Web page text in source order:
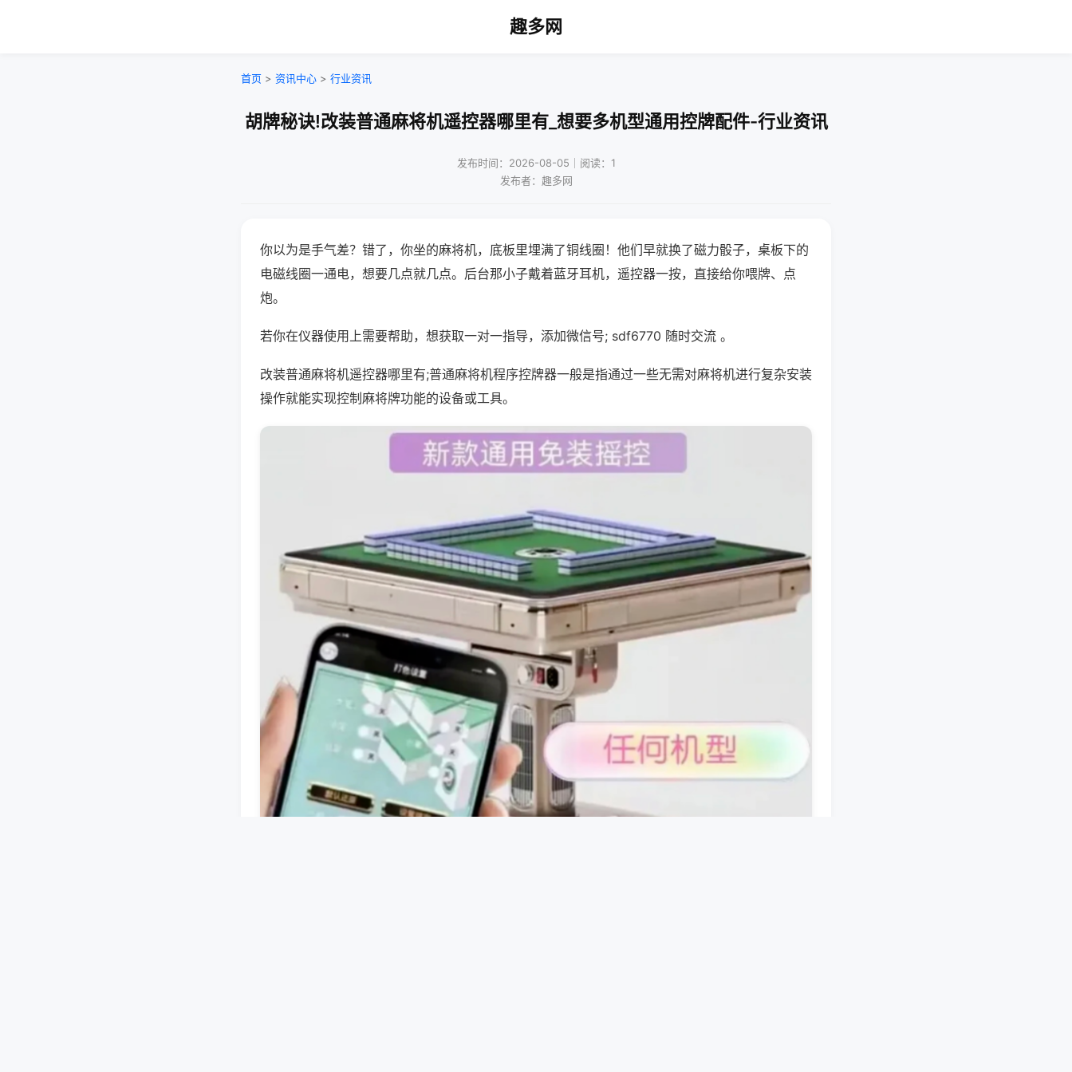
趣多网
首页 > 资讯中心 > 行业资讯
胡牌秘诀!改装普通麻将机遥控器哪里有_想要多机型通用控牌配件-行业资讯
发布时间：2026-08-05｜阅读：1
发布者：趣多网
你以为是手气差？错了，你坐的麻将机，底板里埋满了铜线圈！他们早就换了磁力骰子，桌板下的
电磁线圈一通电，想要几点就几点。后台那小子戴着蓝牙耳机，遥控器一按，直接给你喂牌、点
炮。
若你在仪器使用上需要帮助，想获取一对一指导，添加微信号; sdf6770 随时交流 。
改装普通麻将机遥控器哪里有;普通麻将机程序控牌器一般是指通过一些无需对麻将机进行复杂安装
操作就能实现控制麻将牌功能的设备或工具。